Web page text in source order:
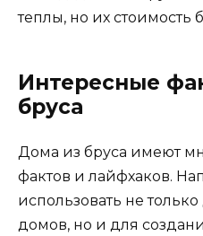
теплы, но их стоимость
Интересные
бруса
Дома из бруса имеют
фактов и лайфхаков.
использовать не
домов, но и для